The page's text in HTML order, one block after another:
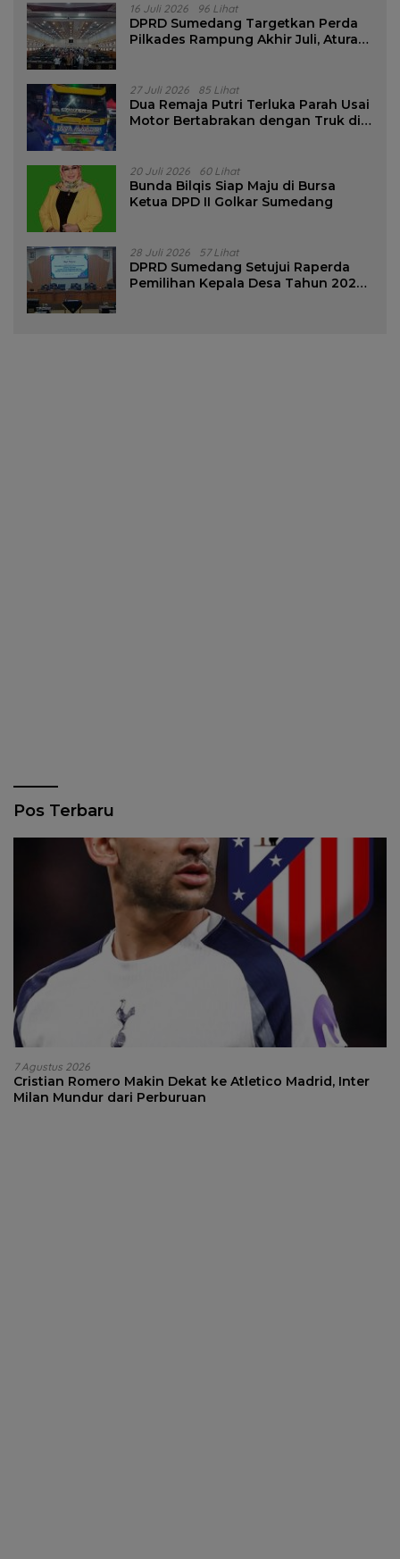
16 Juli 2026 96 Lihat
DPRD Sumedang Targetkan Perda
Pilkades Rampung Akhir Juli, Aturan
27 Juli 2026 85 Lihat
Dua Remaja Putri Terluka Parah Usai
Motor Bertabrakan dengan Truk di
20 Juli 2026 60 Lihat
Bunda Bilqis Siap Maju di Bursa
Ketua DPD II Golkar Sumedang
28 Juli 2026 57 Lihat
DPRD Sumedang Setujui Raperda
Pemilihan Kepala Desa Tahun 2026
Pos Terbaru
7 Agustus 2026
Cristian Romero Makin Dekat ke Atletico Madrid, Inter
Milan Mundur dari Perburuan